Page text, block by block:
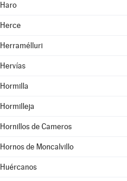
Haro
Herce
Herramélluri
Hervías
Hormilla
Hormilleja
Hornillos de Cameros
Hornos de Moncalvillo
Huércanos